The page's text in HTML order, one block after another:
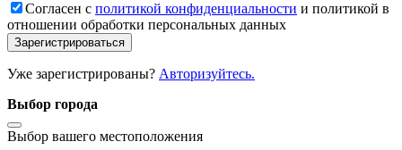
Cогласен с политикой конфиденциальности и политикой в
отношении обработки персональных данных
Зарегистрироваться
Уже зарегистрированы? Авторизуйтесь.
Выбор города
Выбор вашего местоположения